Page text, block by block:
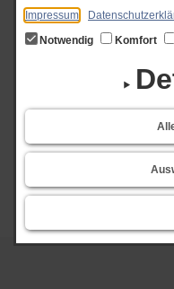
Impressum
Notwendig
Komfort
Hilfreiche Impulse und eine
einfach wohl!
Art der Veranstaltung